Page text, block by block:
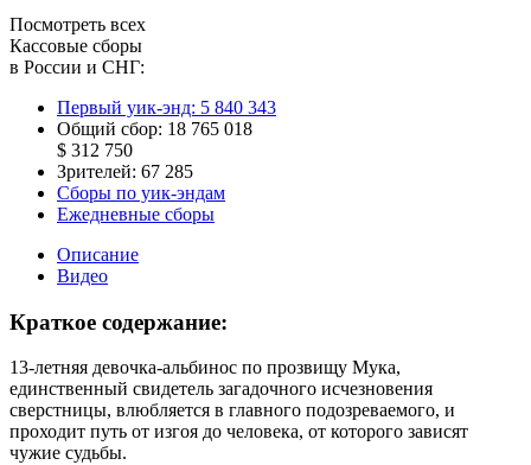
Посмотреть всех
Кассовые сборы
в России и СНГ:
Первый уик-энд: 5 840 343
Общий сбор: 18 765 018
$ 312 750
Зрителей: 67 285
Сборы по уик-эндам
Ежедневные сборы
Описание
Видео
Краткое содержание:
13-летняя девочка-альбинос по прозвищу Мука,
единственный свидетель загадочного исчезновения
сверстницы, влюбляется в главного подозреваемого, и
проходит путь от изгоя до человека, от которого зависят
чужие судьбы.